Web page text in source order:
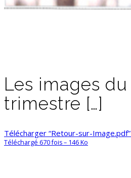
Les images du
trimestre […]
Télécharger “Retour-sur-Image.pdf”
Téléchargé 670 fois – 146 Ko